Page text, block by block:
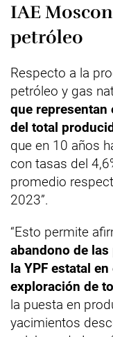
IAE
petróleo
Respecto a la
petróleo y gas
que representan
del total
que en 10 años
con tasas del
promedio
2023”.
“Esto permite
abandono de
la YPF estatal
exploración de
la puesta en
yacimientos